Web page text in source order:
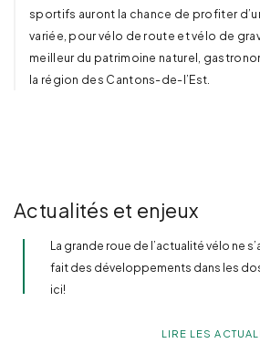
sportifs auront la chance de profiter
variée, pour vélo de route et vélo de
meilleur du patrimoine naturel,
la région des Cantons-de-l’Est.
Actualités et enjeux
La grande roue de l’actualité vélo ne
fait des développements dans les
ici!
LIRE LES